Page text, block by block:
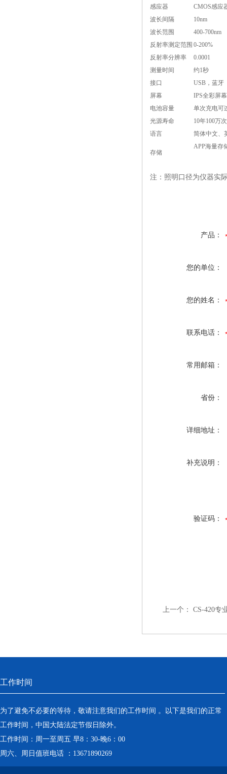
感应器
CMOS感应
波长间隔
10nm
波长范围
400-700nm
反射率测定范围 0-200%
反射率分辨率
0.0001
测量时间
约1秒
接口
USB，蓝牙
屏幕
IPS全彩屏
电池容量
单次充电可
光源寿命
10年100万次
语言
简体中文、
存储
APP海量存
注：照明口径为仪器实
产品：
您的单位：
您的姓名：
联系电话：
常用邮箱：
省份：
详细地址：
补充说明：
验证码：
上一个： CS-420专
工作时间
为了避免不必要的等待，敬请注意我们的工作时间 。以下是我们的正常
工作时间，中国大陆法定节假日除外。
工作时间：周一至周五 早8：30-晚6：00
周六、周日值班电话 ：13671890269